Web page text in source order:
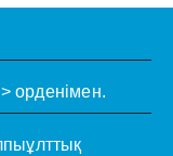
орденімен.